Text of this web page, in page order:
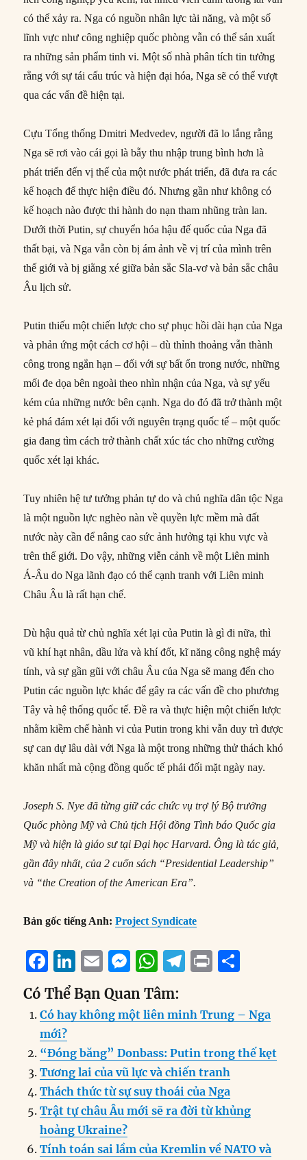
có thể xảy ra. Nga có nguồn nhân lực tài năng, và một số
lĩnh vực như công nghiệp quốc phòng vẫn có thể sản xuất
ra những sản phẩm tinh vi. Một số nhà phân tích tin tưởng
rằng với sự tái cấu trúc và hiện đại hóa, Nga sẽ có thể vượt
qua các vấn đề hiện tại.
Cựu Tổng thống Dmitri Medvedev, người đã lo lắng rằng
Nga sẽ rơi vào cái gọi là bẫy thu nhập trung bình hơn là
phát triển đến vị thế của một nước phát triển, đã đưa ra các
kế hoạch để thực hiện điều đó. Nhưng gần như không có
kế hoạch nào được thi hành do nạn tham nhũng tràn lan.
Dưới thời Putin, sự chuyển hóa hậu đế quốc của Nga đã
thất bại, và Nga vẫn còn bị ám ảnh về vị trí của mình trên
thế giới và bị giằng xé giữa bản sắc Sla-vơ và bản sắc châu
Âu lịch sử.
Putin thiếu một chiến lược cho sự phục hồi dài hạn của Nga
và phản ứng một cách cơ hội – dù thỉnh thoảng vẫn thành
công trong ngắn hạn – đối với sự bất ổn trong nước, những
mối đe dọa bên ngoài theo nhìn nhận của Nga, và sự yếu
kém của những nước bên cạnh. Nga do đó đã trở thành một
kẻ phá đám xét lại đối với nguyên trạng quốc tế – một quốc
gia đang tìm cách trở thành chất xúc tác cho những cường
quốc xét lại khác.
Tuy nhiên hệ tư tưởng phản tự do và chủ nghĩa dân tộc Nga
là một nguồn lực nghèo nàn về quyền lực mềm mà đất
nước này cần để nâng cao sức ảnh hưởng tại khu vực và
trên thế giới. Do vậy, những viễn cảnh về một Liên minh
Á-Âu do Nga lãnh đạo có thể cạnh tranh với Liên minh
Châu Âu là rất hạn chế.
Dù hậu quả từ chủ nghĩa xét lại của Putin là gì đi nữa, thì
vũ khí hạt nhân, dầu lửa và khí đốt, kĩ năng công nghệ máy
tính, và sự gần gũi với châu Âu của Nga sẽ mang đến cho
Putin các nguồn lực khác để gây ra các vấn đề cho phương
Tây và hệ thống quốc tế. Đề ra và thực hiện một chiến lược
nhằm kiềm chế hành vi của Putin trong khi vẫn duy trì được
sự can dự lâu dài với Nga là một trong những thử thách khó
khăn nhất mà cộng đồng quốc tế phải đối mặt ngày nay.
Joseph S. Nye đã từng giữ các chức vụ trợ lý Bộ trưởng
Quốc phòng Mỹ và Chủ tịch Hội đồng Tình báo Quốc gia
Mỹ và hiện là giáo sư tại Đại học Harvard. Ông là tác giả,
gần đây nhất, của 2 cuốn sách “Presidential Leadership”
và “the Creation of the American Era”.
Bản gốc tiếng Anh:Project Syndicate
F
a
c
e
b
o
o
k
Li
n
k
e
d
I
n
E
m
ai
l
M
ss
e
n
g
er
W
h
at
s
A
p
p
T
e
g
r
a
m
P
t
a
re
Có Thể Bạn Quan Tâm:
Có hay không một liên minh Trung – Nga
mới?
“Đóng băng” Donbass: Putin trong thế kẹt
Tương lai của vũ lực và chiến tranh
Thách thức từ sự suy thoái của Nga
Trật tự châu Âu mới sẽ ra đời từ khủng
hoảng Ukraine?
Tính toán sai lầm của Kremlin về NATO và